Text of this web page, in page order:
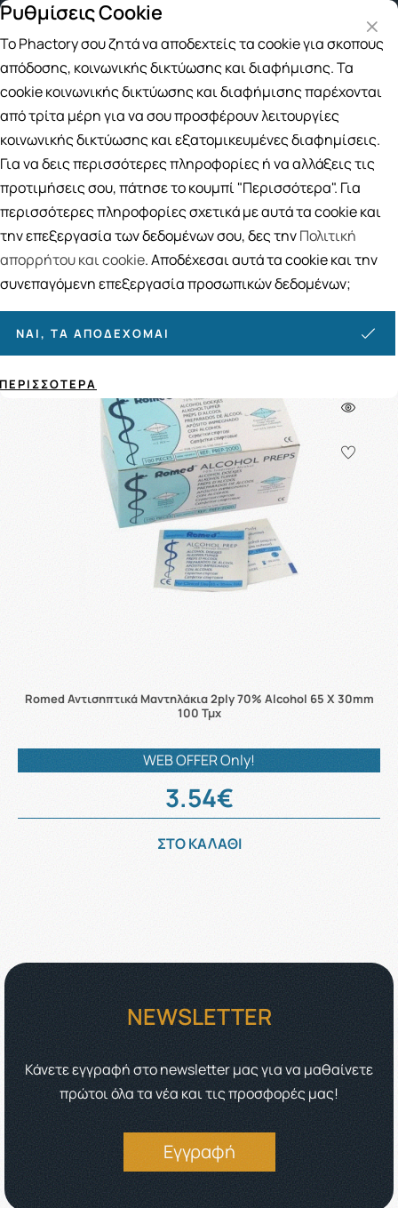
Δωρεάν μεταφορικά για αγορές άνω των
Αναζήτηση
Αρχική / Εταιρίες / ROMED HOLLAND
ROMED HOLLAND
Ταξινόμηση Προβολή
1 ΠΡΟΪΌΝΤΑ
Romed Αντισηπτικά Μαντηλάκια 2ply 70% Alcohol 65 X 30mm
100 Τμχ
WEB OFFER Only!
3.54€
ΣΤΟ ΚΑΛΑΘΙ
NEWSLETTER
Κάνετε εγγραφή στο newsletter μας για να μαθαίνετε
πρώτοι όλα τα νέα και τις προσφορές μας!
Εγγραφή
Ρυθμίσεις Cookie
Το Phactory σου ζητά να αποδεχτείς τα cookie για σκοπούς
απόδοσης, κοινωνικής δικτύωσης και διαφήμισης. Τα
cookie κοινωνικής δικτύωσης και διαφήμισης παρέχονται
από τρίτα μέρη για να σου προσφέρουν λειτουργίες
κοινωνικής δικτύωσης και εξατομικευμένες διαφημίσεις.
Για να δεις περισσότερες πληροφορίες ή να αλλάξεις τις
προτιμήσεις σου, πάτησε το κουμπί "Περισσότερα". Για
περισσότερες πληροφορίες σχετικά με αυτά τα cookie και
την επεξεργασία των δεδομένων σου, δες τηνΠολιτική
απορρήτου και cookie. Αποδέχεσαι αυτά τα cookie και την
συνεπαγόμενη επεξεργασία προσωπικών δεδομένων;
ΝΑΙ, ΤΑ ΑΠΟΔΈΧΟΜΑΙ
ΠΕΡΙΣΣΌΤΕΡΑ